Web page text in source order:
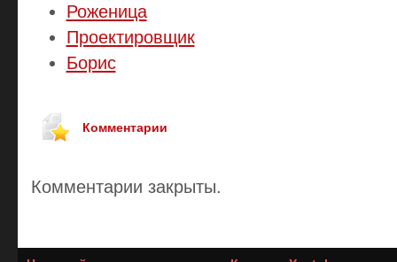
Роженица
Проектировщик
Борис
Комментарии
Комментарии закрыты.